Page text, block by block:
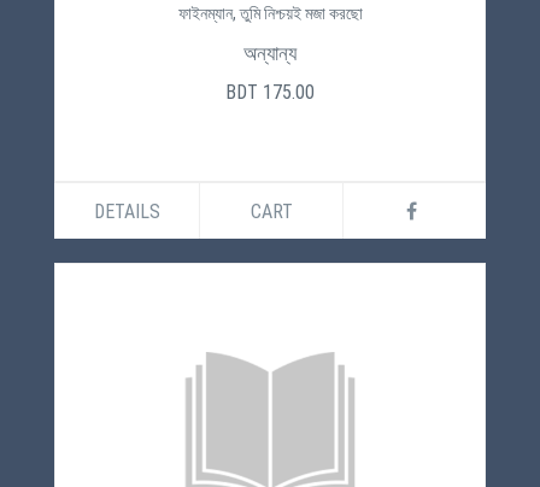
ফাইনম্যান, তুমি নিশ্চয়ই মজা করছো
অন্যান্য
BDT 175.00
DETAILS CART